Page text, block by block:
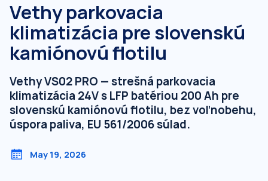
Vethy parkovacia
klimatizácia pre slovenskú
kamiónovú flotilu
Vethy VS02 PRO — strešná parkovacia
klimatizácia 24V s LFP batériou 200 Ah pre
slovenskú kamiónovú flotilu, bez voľnobehu,
úspora paliva, EU 561/2006 súlad.
May 19, 2026